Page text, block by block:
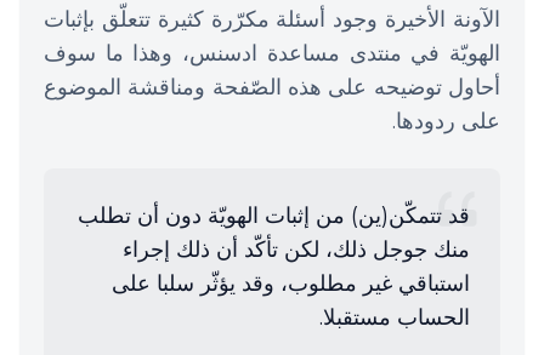
الآونة الأخيرة وجود أسئلة مكرّرة كثيرة تتعلّق بإثبات
الهويّة في منتدى مساعدة ادسنس، وهذا ما سوف
أحاول توضيحه على هذه الصّفحة ومناقشة الموضوع
على ردودها.
قد تتمكّن(ين) من إثبات الهويّة دون أن تطلب
منك جوجل ذلك، لكن تأكّد أن ذلك إجراء
استباقي غير مطلوب، وقد يؤثّر سلبا على
الحساب مستقبلا.